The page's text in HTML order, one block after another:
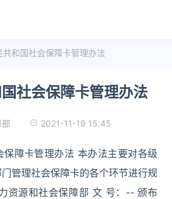
共和国社会保障卡管理办法
社会保障卡管理办法
2021-11-19 15:45
保障卡管理办法 本办法主要对各级
管理社会保障卡的各个环节进行规
资源和社会保障部 文 号：-- 颁布